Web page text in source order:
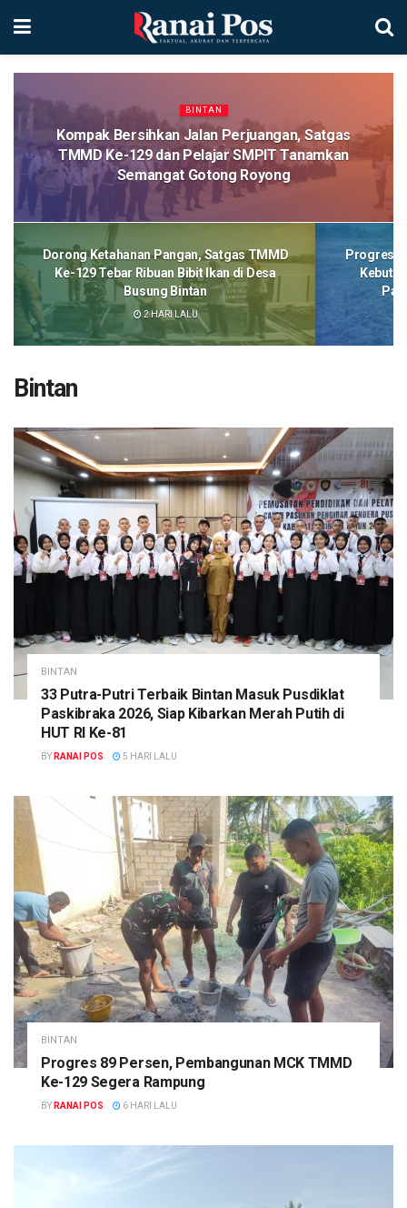
BINTAN
Kompak Bersihkan Jalan Perjuangan, Satgas
TMMD Ke-129 dan Pelajar SMPIT Tanamkan
Semangat Gotong Royong
Dorong Ketahanan Pangan, Satgas TMMD
Ke-129 Tebar Ribuan Bibit Ikan di Desa
Busung Bintan
2 HARI LALU
Progres
Kebut
Bintan
BINTAN
33 Putra-Putri Terbaik Bintan Masuk Pusdiklat
Paskibraka 2026, Siap Kibarkan Merah Putih di
HUT RI Ke-81
BY RANAI POS 5 HARI LALU
BINTAN
Progres 89 Persen, Pembangunan MCK TMMD
Ke-129 Segera Rampung
BY RANAI POS 6 HARI LALU